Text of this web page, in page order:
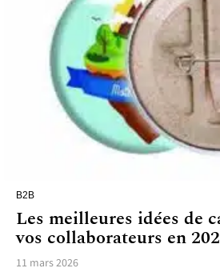
B2B
Les meilleures idées de
vos collaborateurs en
11 mars 2026